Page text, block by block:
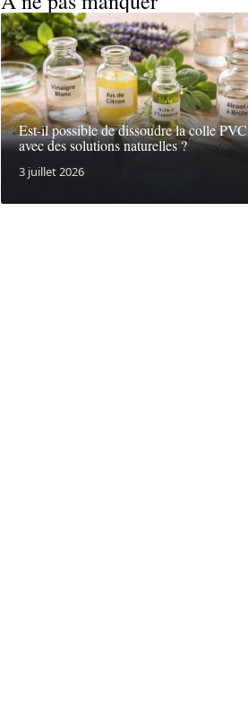
Est-il possible de dissoudre la colle PVC
avec des solutions naturelles ?
3 juillet 2026